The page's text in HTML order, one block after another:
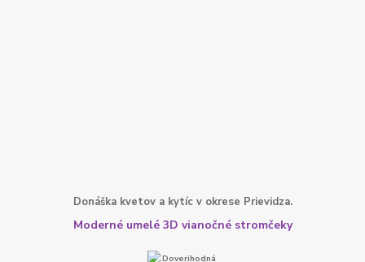
Donáška kvetov a kytíc v okrese Prievidza.
Moderné umelé 3D vianočné stromčeky